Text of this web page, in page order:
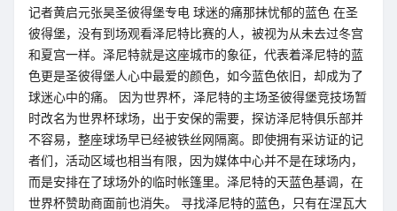
记者黄启元张昊圣彼得堡专电 球迷的痛那抹忧郁的蓝色 在圣
彼得堡，没有到场观看泽尼特比赛的人，被视为从未去过冬宫
和夏宫一样。泽尼特就是这座城市的象征，代表着泽尼特的蓝
色更是圣彼得堡人心中最爱的颜色，如今蓝色依旧，却成为了
球迷心中的痛。 因为世界杯，泽尼特的主场圣彼得堡竞技场暂
时改名为世界杯球场，出于安保的需要，探访泽尼特俱乐部并
不容易，整座球场早已经被铁丝网隔离。即使拥有采访证的记
者们，活动区域也相当有限，因为媒体中心并不是在球场内，
而是安排在了球场外的临时帐篷里。泽尼特的天蓝色基调，在
世界杯赞助商面前也消失。 寻找泽尼特的蓝色，只有在涅瓦大